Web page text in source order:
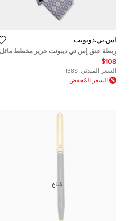
أس.تي.دوبونت
ربطة عنق إس تي ديبونت حرير مخطط مائل
أزرق
$108
السعر المبدئي: $138
السعر المُخفض
مُباع